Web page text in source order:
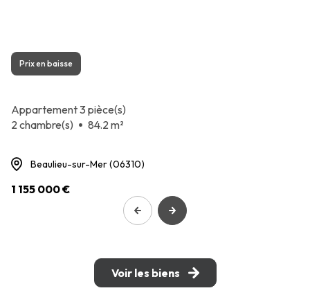
Prix en baisse
Appartement 3 pièce(s)
2 chambre(s)
84.2 m²
Beaulieu-sur-Mer (06310)
1 155 000 €
Voir les biens